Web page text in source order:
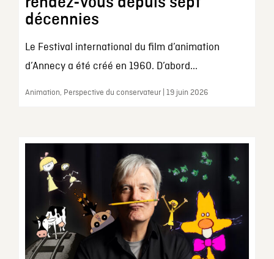
décennies
Le Festival international du film d’animation
d’Annecy a été créé en 1960. D’abord...
Animation, Perspective du conservateur | 19 juin 2026